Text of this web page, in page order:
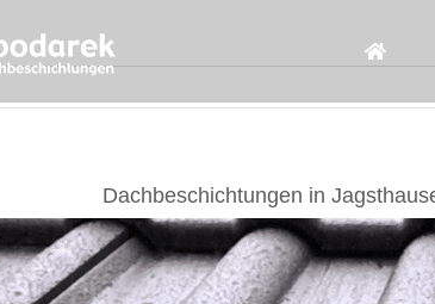
Dachbeschichtungen in